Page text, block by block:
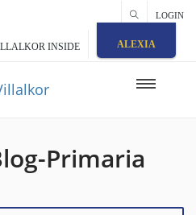
LOGIN
INSIDE ALEXIA
Primaria